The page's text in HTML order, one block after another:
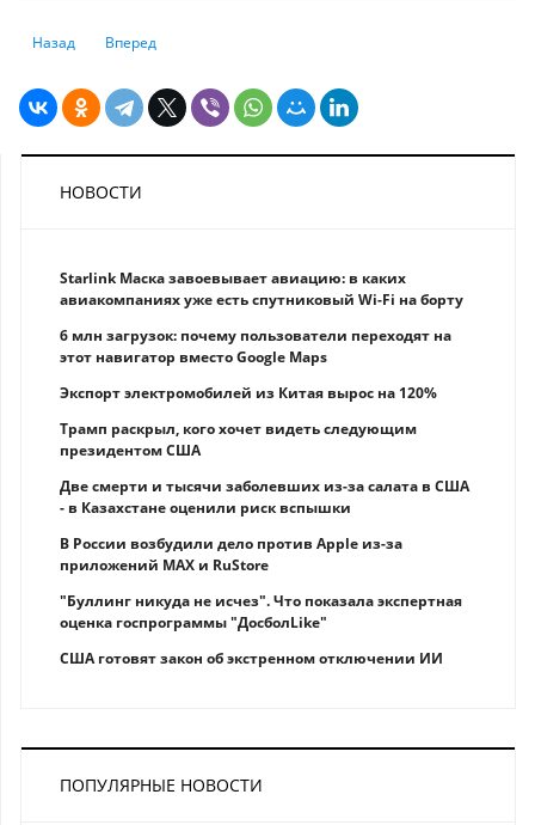
Предыдущий: В каких странах работают казахстанцы
Назад Следующий: Услуги программистов выросли в цене
Вперед
НОВОСТИ
Starlink Маска завоевывает авиацию: в каких
авиакомпаниях уже есть спутниковый Wi-Fi на борту
6 млн загрузок: почему пользователи переходят на
этот навигатор вместо Google Maps
Экспорт электромобилей из Китая вырос на 120%
Трамп раскрыл, кого хочет видеть следующим
президентом США
Две смерти и тысячи заболевших из-за салата в США
- в Казахстане оценили риск вспышки
В России возбудили дело против Apple из-за
приложений MAX и RuStore
"Буллинг никуда не исчез". Что показала экспертная
оценка госпрограммы "ДосболLike"
США готовят закон об экстренном отключении ИИ
ПОПУЛЯРНЫЕ НОВОСТИ